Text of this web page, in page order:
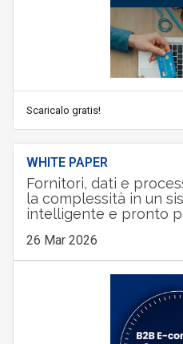
Scaricalo gratis!
WHITE PAPER
Fornitori, dati e
la complessità in un
intelligente e pronto
26 Mar 2026